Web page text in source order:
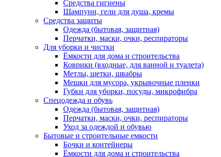
Средства гигиены
Шампуни, гели для душа, кремы
Средства защиты
Одежда (бытовая, защитная)
Перчатки, маски, очки, респираторы
Для уборки и чистки
Ёмкости для дома и строительства
Коврики (входные, для ванной и туалета)
Метлы, щетки, швабры
Мешки для мусора, укрывочные пленки
Губки для уборки, посуды, микрофибра
Спецодежда и обувь
Одежда (бытовая, защитная)
Перчатки, маски, очки, респираторы
Уход за одеждой и обувью
Бытовые и строительные емкости
Бочки и контейнеры
Ёмкости для дома и строительства